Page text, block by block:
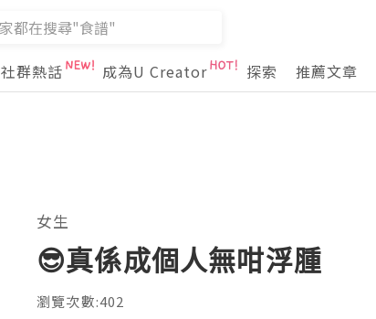
社群熱話 成為U Creator 探索 推薦文章
女生
😎真係成個人無咁浮腫
瀏覽次數:402